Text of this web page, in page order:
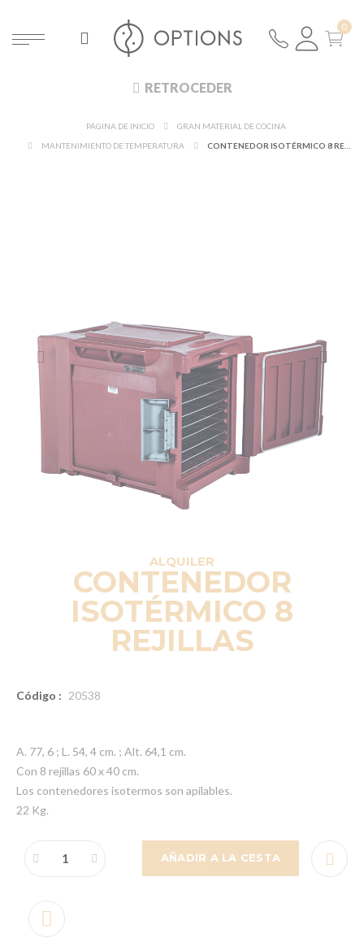
RETROCEDER
PÁGINA DE INICIO
GRAN MATERIAL DE COCINA
MANTENIMIENTO DE TEMPERATURA
ALQUILER
CONTENEDOR
ISOTÉRMICO 8
REJILLAS
Código : 20538
A. 77, 6 ; L. 54, 4 cm. ; Alt. 64,1 cm.
Con 8 rejillas 60 x 40 cm.
Los contenedores isotermos son apilables.
22 Kg.
AÑADIR A LA CESTA